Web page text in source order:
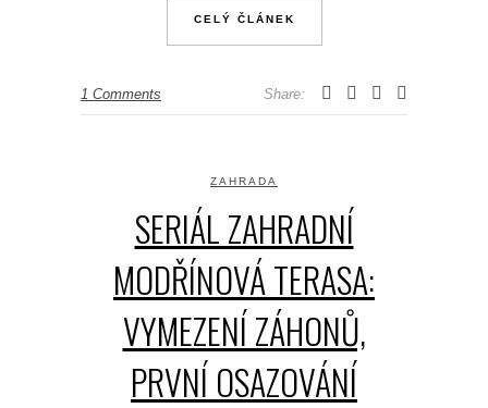
CELÝ ČLÁNEK
1 Comments Share:
ZAHRADA
SERIÁL ZAHRADNÍ
MODŘÍNOVÁ TERASA:
VYMEZENÍ ZÁHONŮ,
PRVNÍ OSAZOVÁNÍ